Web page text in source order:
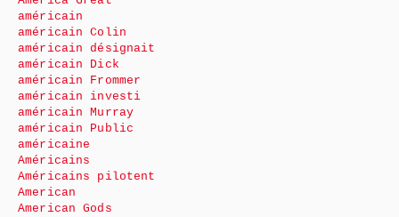
américain
américain Colin
américain désignait
américain Dick
américain Frommer
américain investi
américain Murray
américain Public
américaine
Américains
Américains pilotent
American
American Gods